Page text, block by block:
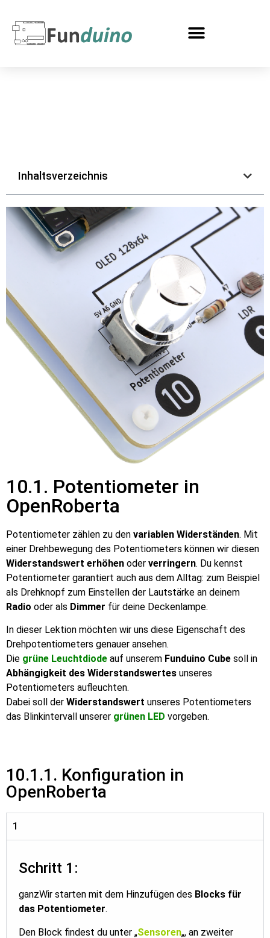
Inhaltsverzeichnis
10.1. Potentiometer in
OpenRoberta
Potentiometer zählen zu den variablen Widerständen. Mit
einer Drehbewegung des Potentiometers können wir diesen
Widerstandswert erhöhen oder verringern. Du kennst
Potentiometer garantiert auch aus dem Alltag: zum Beispiel
als Drehknopf zum Einstellen der Lautstärke an deinem
Radio oder als Dimmer für deine Deckenlampe.
In dieser Lektion möchten wir uns diese Eigenschaft des
Drehpotentiometers genauer ansehen.
Die grüne Leuchtdiode auf unserem Funduino Cube soll in
Abhängigkeit des Widerstandswertes unseres
Potentiometers aufleuchten.
Dabei soll der Widerstandswert unseres Potentiometers
das Blinkintervall unserer grünen LED vorgeben.
10.1.1. Konfiguration in
OpenRoberta
1
Schritt 1:
ganzWir starten mit dem Hinzufügen des Blocks für
das Potentiometer.
Den Block findest du unter „Sensoren„, an zweiter